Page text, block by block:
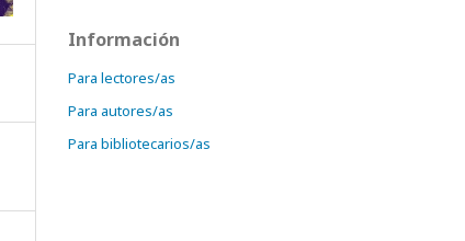
Información
Para lectores/as
Para autores/as
Para bibliotecarios/as